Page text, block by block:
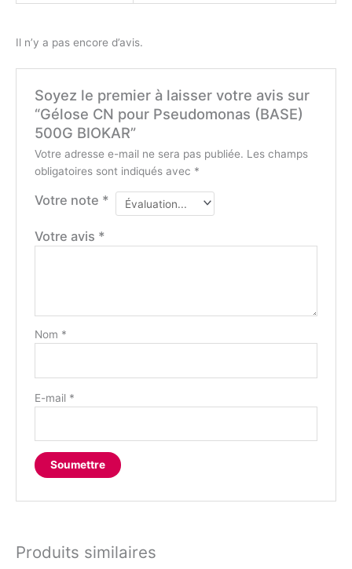
Il n’y a pas encore d’avis.
Soyez le premier à laisser votre avis sur
“Gélose CN pour Pseudomonas (BASE)
500G BIOKAR”
Votre adresse e-mail ne sera pas publiée. Les champs
obligatoires sont indiqués avec *
Votre note *
Votre avis *
Nom *
E-mail *
Produits similaires